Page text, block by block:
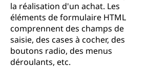
la réalisation d'un achat. Les
éléments de formulaire HTML
comprennent des champs de
saisie, des cases à cocher, des
boutons radio, des menus
déroulants, etc.